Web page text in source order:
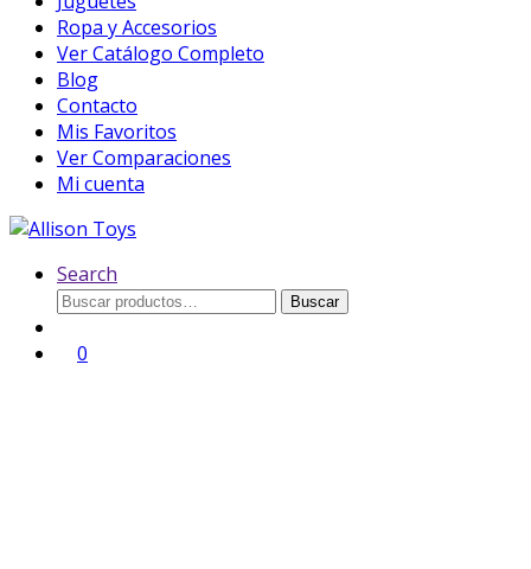
Ropa y Accesorios
Ver Catálogo Completo
Blog
Contacto
Mis Favoritos
Ver Comparaciones
Mi cuenta
Search
Buscar
Buscar
0